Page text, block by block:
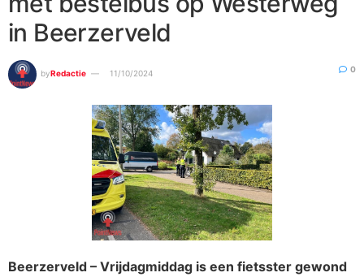
in Beerzerveld
byRedactie 11/10/2024 0
Beerzerveld – Vrijdagmiddag is een fietsster gewond